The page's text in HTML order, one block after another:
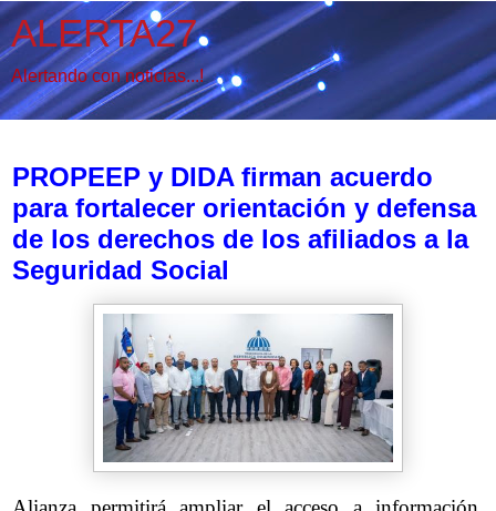
ALERTA27
Alertando con noticias...!
PROPEEP y DIDA firman acuerdo
para fortalecer orientación y defensa
de los derechos de los afiliados a la
Seguridad Social